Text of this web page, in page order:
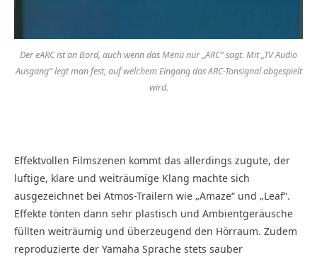
Der eARC ist an Bord, auch wenn das Menü nur „ARC“ sagt. Mit „TV Audio
Ausgang“ legt man fest, auf welchem Eingang das ARC-Tonsignal abgespielt
wird.
Effektvollen Filmszenen kommt das allerdings zugute, der
luftige, klare und weiträumige Klang machte sich
ausgezeichnet bei Atmos-Trailern wie „Amaze“ und „Leaf“.
Effekte tönten dann sehr plastisch und Ambientgeräusche
füllten weiträumig und überzeugend den Hörraum. Zudem
reproduzierte der Yamaha Sprache stets sauber